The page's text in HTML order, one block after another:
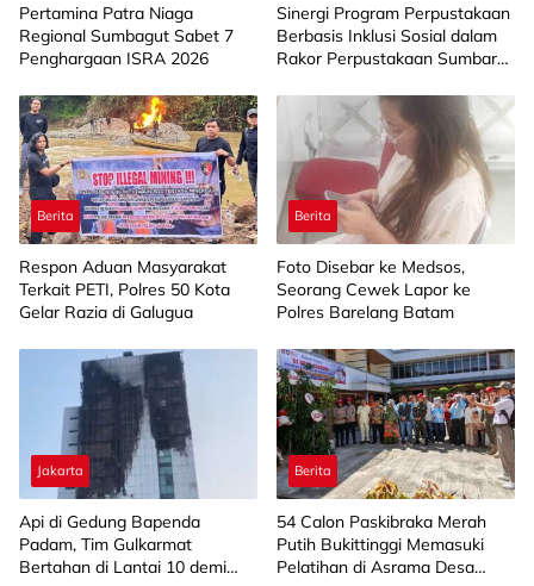
Pertamina Patra Niaga
Regional Sumbagut Sabet 7
Penghargaan ISRA 2026
Sinergi Program Perpustakaan
Berbasis Inklusi Sosial dalam
Rakor Perpustakaan Sumbar
Berita
Respon Aduan Masyarakat
Terkait PETI, Polres 50 Kota
Gelar Razia di Galugua
Berita
Foto Disebar ke Medsos,
Seorang Cewek Lapor ke
Polres Barelang Batam
Jakarta
Api di Gedung Bapenda
Padam, Tim Gulkarmat
Bertahan di Lantai 10 demi
Berita
‎54 Calon Paskibraka Merah
Putih Bukittinggi Memasuki
Pelatihan di Asrama Desa